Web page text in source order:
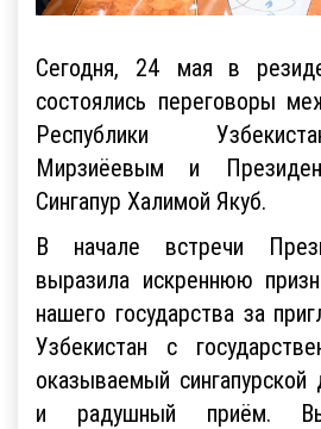
Сегодня, 24 мая в
состоялись переговоры
Республики
Мирзиёевым и
Сингапур Халимой Якуб.
В начале встречи
выразила искреннюю
нашего государства за
Узбекистан с
оказываемый сингапурской
и радушный приём.